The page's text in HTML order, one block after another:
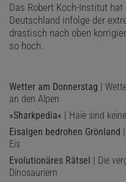
Das Robert Koch-Institut
Deutschland infolge der
drastisch nach oben
so hoch.
Wetter am Donnerstag |
an den Alpen
»Sharkpedia« | Haie sind
Eisalgen bedrohen Grönland
Eis
Evolutionäres Rätsel | Die
Dinosauriern